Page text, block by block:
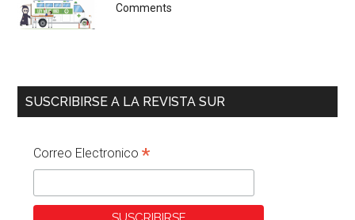
Comments
SUSCRIBIRSE A LA REVISTA SUR
Correo Electronico*